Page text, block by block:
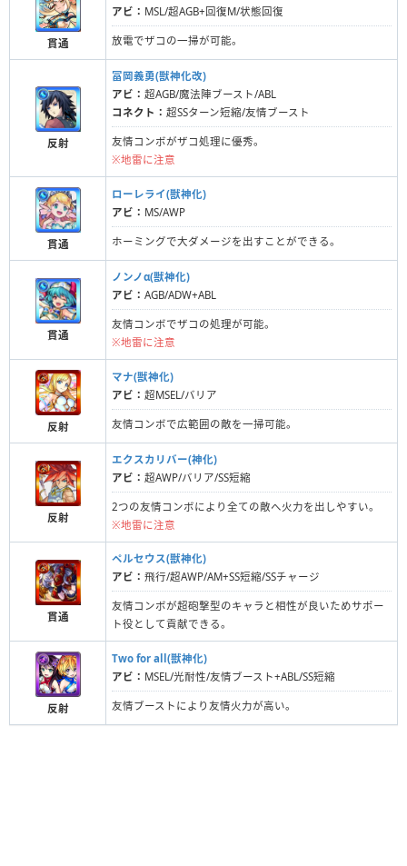
貫通
アビ： MSL/超AGB+回復M/状態回復
放電でザコの一掃が可能。
反射
冨岡義勇(獣神化改)
アビ： 超AGB/魔法陣ブースト/ABL
コネクト： 超SSターン短縮/友情ブースト
友情コンボがザコ処理に優秀。
※地雷に注意
貫通
ローレライ(獣神化)
アビ： MS/AWP
ホーミングで大ダメージを出すことができる。
貫通
ノンノα(獣神化)
アビ： AGB/ADW+ABL
友情コンボでザコの処理が可能。
※地雷に注意
反射
マナ(獣神化)
アビ： 超MSEL/バリア
友情コンボで広範囲の敵を一掃可能。
反射
エクスカリバー(神化)
アビ： 超AWP/バリア/SS短縮
2つの友情コンボにより全ての敵へ火力を出しやすい。
※地雷に注意
貫通
ペルセウス(獣神化)
アビ： 飛行/超AWP/AM+SS短縮/SSチャージ
友情コンボが超砲撃型のキャラと相性が良いためサポー
ト役として貢献できる。
反射
Two for all(獣神化)
アビ： MSEL/光耐性/友情ブースト+ABL/SS短縮
友情ブーストにより友情火力が高い。